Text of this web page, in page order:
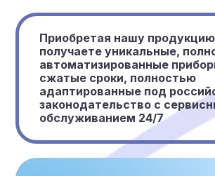
Приобретая нашу
получаете уникальные,
автоматизированные
сжатые сроки, полностью
адаптированные под
законодательство с
обслуживанием 24/7